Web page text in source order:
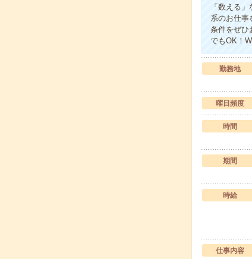
「数える
系のお仕事
条件をぜひ
でもOK！
勤務地
曜日頻度
時間
期間
時給
仕事内容